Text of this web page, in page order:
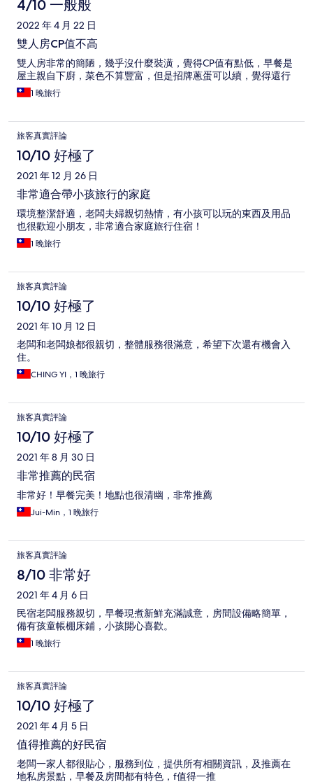
4/10 一般般
2022 年 4 月 22 日
雙人房CP值不高
雙人房非常的簡陋，幾乎沒什麼裝潢，覺得CP值有點低，早餐是
屋主親自下廚，菜色不算豐富，但是招牌蔥蛋可以續，覺得還行
1 晚旅行
旅客真實評論
10/10 好極了
2021 年 12 月 26 日
非常適合帶小孩旅行的家庭
環境整潔舒適，老闆夫婦親切熱情，有小孩可以玩的東西及用品
也很歡迎小朋友，非常適合家庭旅行住宿！
1 晚旅行
旅客真實評論
10/10 好極了
2021 年 10 月 12 日
老闆和老闆娘都很親切，整體服務很滿意，希望下次還有機會入
住。
CHING YI，1 晚旅行
旅客真實評論
10/10 好極了
2021 年 8 月 30 日
非常推薦的民宿
非常好！早餐完美！地點也很清幽，非常推薦
Jui-Min，1 晚旅行
旅客真實評論
8/10 非常好
2021 年 4 月 6 日
民宿老闆服務親切，早餐現煮新鮮充滿誠意，房間設備略簡單，
備有孩童帳棚床鋪，小孩開心喜歡。
1 晚旅行
旅客真實評論
10/10 好極了
2021 年 4 月 5 日
值得推薦的好民宿
老闆一家人都很貼心，服務到位，提供所有相關資訊，及推薦在
地私房景點，早餐及房間都有特色，f值得一推